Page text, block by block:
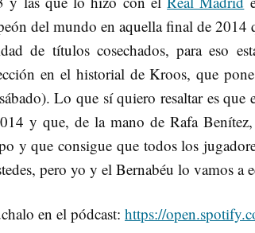
del mundo en aquella final de
de títulos cosechados, para eso
en el historial de Kroos, que
Lo que sí quiero resaltar es
y que, de la mano de Rafa
y que consigue que todos los
pero yo y el Bernabéu lo vamos a
en el pódcast: https://